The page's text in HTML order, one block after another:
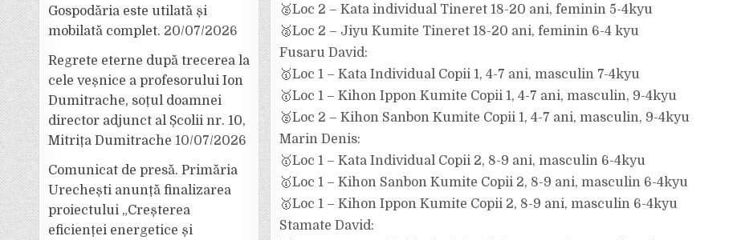
🥈Loc 2 – Kata individual Tineret 18-20 ani, feminin 5-4kyu
🥈Loc 2 – Jiyu Kumite Tineret 18-20 ani, feminin 6-4 kyu
Fusaru David:
🥇Loc 1 – Kata Individual Copii 1, 4-7 ani, masculin 7-4kyu
🥇Loc 1 – Kihon Ippon Kumite Copii 1, 4-7 ani, masculin, 9-4kyu
🥈Loc 2 – Kihon Sanbon Kumite Copii 1, 4-7 ani, masculin, 9-4kyu
Marin Denis:
🥇Loc 1 – Kata Individual Copii 2, 8-9 ani, masculin 6-4kyu
🥇Loc 1 – Kihon Sanbon Kumite Copii 2, 8-9 ani, masculin 6-4kyu
🥇Loc 1 – Kihon Ippon Kumite Copii 2, 8-9 ani, masculin 6-4kyu
Stamate David:
Gospodăria este utilată și
mobilată complet. 20/07/2026
Regrete eterne după trecerea la
cele veșnice a profesorului Ion
Dumitrache, soțul doamnei
director adjunct al Școlii nr. 10,
Mitrița Dumitrache 10/07/2026
Comunicat de presă. Primăria
Urechești anunță finalizarea
proiectului „Creșterea
eficienței energetice și